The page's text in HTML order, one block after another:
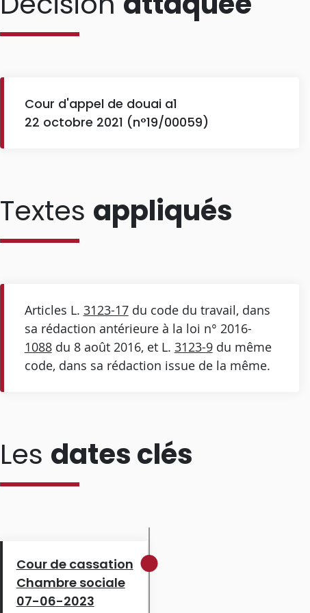
Cour d'appel de douai a1
22 octobre 2021 (n°19/00059)
Textes appliqués
Articles L. 3123-17du code du travail, dans
sa rédaction antérieure à la loi n° 2016-
1088du 8 août 2016, et L. 3123-9du même
code, dans sa rédaction issue de la même.
Les dates clés
Cour de cassation
Chambre sociale
07-06-2023